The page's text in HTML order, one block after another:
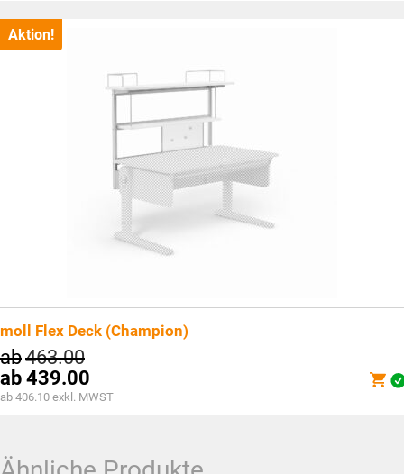
Aktion!
moll Flex Deck (Champion)
ab463.00
ab 439.00
ab 406.10 exkl. MWST